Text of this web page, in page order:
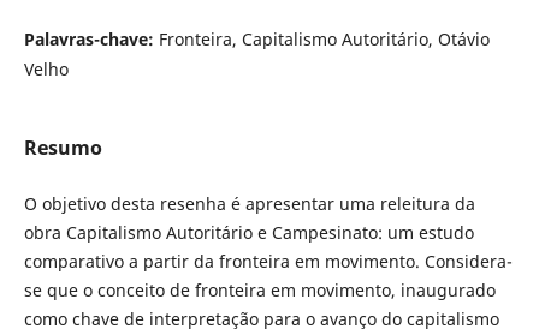
Palavras-chave: Fronteira, Capitalismo Autoritário, Otávio
Velho
Resumo
O objetivo desta resenha é apresentar uma releitura da
obra Capitalismo Autoritário e Campesinato: um estudo
comparativo a partir da fronteira em movimento. Considera-
se que o conceito de fronteira em movimento, inaugurado
como chave de interpretação para o avanço do capitalismo